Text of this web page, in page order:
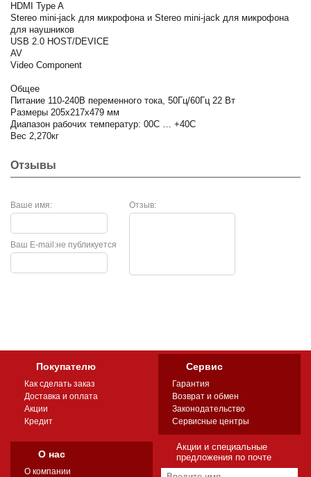
HDMI Type A
Stereo mini-jack для микрофона и Stereo mini-jack для микрофона
для наушников
USB 2.0 HOST/DEVICE
AV
Video Component
Общее
Питание 110-240В переменного тока, 50Гц/60Гц 22 Вт
Размеры 205x217x479 мм
Диапазон рабочих температур: 00C … +40C
Вес 2,270кг
Отзывы
Ваше имя: Отзыв:
не публикуется
Ваш E-mail:
Покупателю
Как сделать заказ
Доставка и оплата
Акции
Кредит
Сервис
Гарантия
Возврат и обмен
Законодательство
Сервисные центры
О нас
О компании
Акции и специальные
предложения по почте